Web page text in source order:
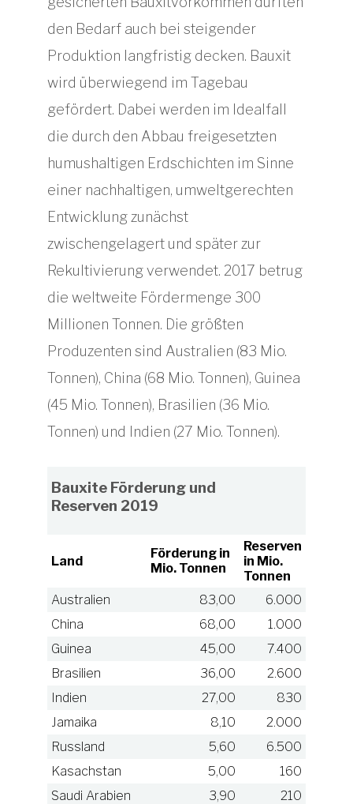
den Bedarf auch bei steigender
Produktion langfristig decken. Bauxit
wird überwiegend im Tagebau
gefördert. Dabei werden im Idealfall
die durch den Abbau freigesetzten
humushaltigen Erdschichten im Sinne
einer nachhaltigen, umweltgerechten
Entwicklung zunächst
zwischengelagert und später zur
Rekultivierung verwendet. 2017 betrug
die weltweite Fördermenge 300
Millionen Tonnen. Die größten
Produzenten sind Australien (83 Mio.
Tonnen), China (68 Mio. Tonnen), Guinea
(45 Mio. Tonnen), Brasilien (36 Mio.
Tonnen) und Indien (27 Mio. Tonnen).
Bauxite Förderung und
Reserven 2019
Land
Förderung in
Mio. Tonnen
Reserven
in Mio.
Tonnen
Australien
83,00
6.000
China
68,00
1.000
Guinea
45,00
7.400
Brasilien
36,00
2.600
Indien
27,00
830
Jamaika
8,10
2.000
Russland
5,60
6.500
Kasachstan
5,00
160
Saudi Arabien
3,90
210